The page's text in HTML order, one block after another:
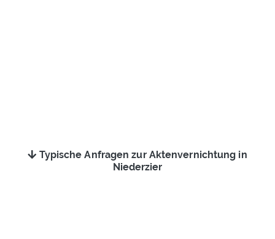
Typische Anfragen zur Aktenvernichtung in
Niederzier